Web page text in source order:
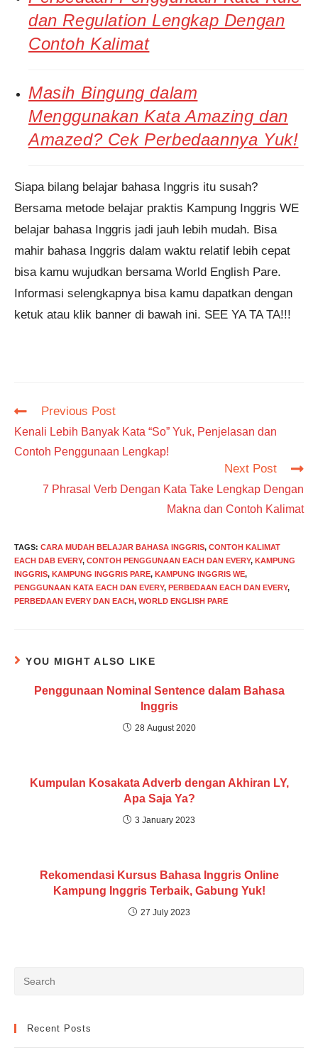
dan Regulation Lengkap Dengan
Contoh Kalimat
Masih Bingung dalam
Menggunakan Kata Amazing dan
Amazed? Cek Perbedaannya Yuk!
Siapa bilang belajar bahasa Inggris itu susah?
Bersama metode belajar praktis Kampung Inggris WE
belajar bahasa Inggris jadi jauh lebih mudah. Bisa
mahir bahasa Inggris dalam waktu relatif lebih cepat
bisa kamu wujudkan bersama World English Pare.
Informasi selengkapnya bisa kamu dapatkan dengan
ketuk atau klik banner di bawah ini. SEE YA TA TA!!!
Read
articles
Previous Post
Kenali Lebih Banyak Kata “So” Yuk, Penjelasan dan
Contoh Penggunaan Lengkap!
Next Post
7 Phrasal Verb Dengan Kata Take Lengkap Dengan
Makna dan Contoh Kalimat
TAGS: CARA MUDAH BELAJAR BAHASA INGGRIS, CONTOH KALIMAT
EACH DAB EVERY, CONTOH PENGGUNAAN EACH DAN EVERY, KAMPUNG
INGGRIS, KAMPUNG INGGRIS PARE, KAMPUNG INGGRIS WE,
PENGGUNAAN KATA EACH DAN EVERY, PERBEDAAN EACH DAN EVERY,
PERBEDAAN EVERY DAN EACH, WORLD ENGLISH PARE
YOU MIGHT ALSO LIKE
Penggunaan Nominal Sentence dalam Bahasa
Inggris
28 August 2020
Kumpulan Kosakata Adverb dengan Akhiran LY,
Apa Saja Ya?
3 January 2023
Rekomendasi Kursus Bahasa Inggris Online
Kampung Inggris Terbaik, Gabung Yuk!
27 July 2023
Recent Posts